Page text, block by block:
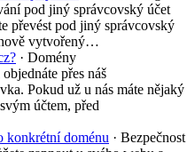
pod jiný správcovský účet
převést pod jiný správcovský
vytvořený…
· Domény
přes náš
Pokud už u nás máte nějaký
účtem, před
konkrétní doménu · Bezpečnost